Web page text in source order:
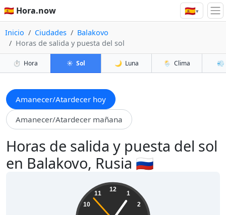
🇪🇸 Hora.now 🇪🇸▾
Inicio Ciudades
Balakovo
Horas de salida y puesta del sol
⏱️ Hora ☀️ Sol 🌙 Luna 🌦️ Clima 💨
Amanecer/Atardecer hoy
Amanecer/Atardecer mañana
Horas de salida y puesta del sol
en Balakovo, Rusia 🇷🇺
12
1
2
10
11